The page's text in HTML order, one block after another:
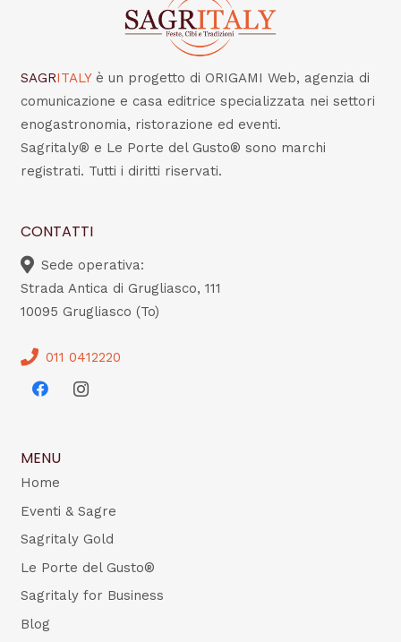
SAGRITALY è un progetto di ORIGAMI Web, agenzia di
comunicazione e casa editrice specializzata nei settori
enogastronomia, ristorazione ed eventi.
Sagritaly® e Le Porte del Gusto® sono marchi
registrati. Tutti i diritti riservati.
CONTATTI
Sede operativa:
Strada Antica di Grugliasco, 111
10095 Grugliasco (To)
011 0412220
MENU
Home
Eventi & Sagre
Sagritaly Gold
Le Porte del Gusto®
Sagritaly for Business
Blog